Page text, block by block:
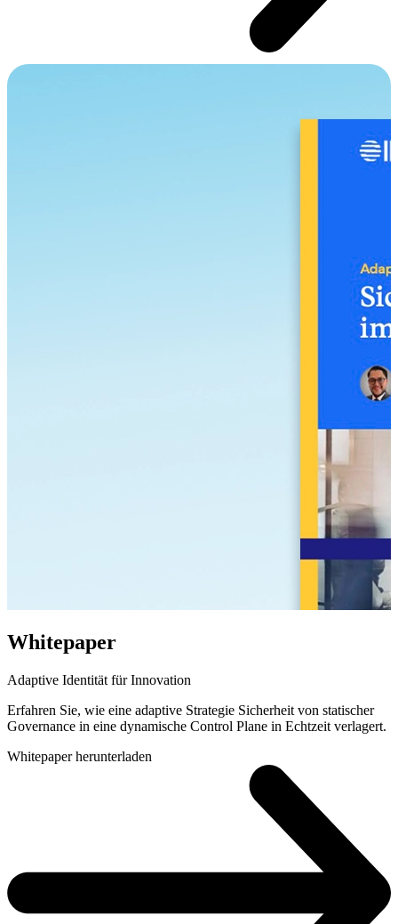
Whitepaper
Adaptive Identität für Innovation
Erfahren Sie, wie eine adaptive Strategie Sicherheit von statischer
Governance in eine dynamische Control Plane in Echtzeit verlagert.
Whitepaper herunterladen